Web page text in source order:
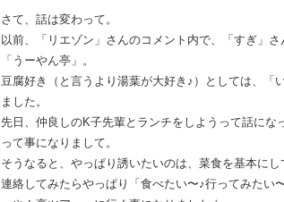
さて、話は変わって。
以前、「リエゾン」さんのコメント内で、「すぎ」
「うーやん亭」。
豆腐好き（と言うより湯葉が大好き♪）としては、「
ました。
先日、仲良しのK子先輩とランチをしようって話にな
って事になりまして。
そうなると、やっぱり誘いたいのは、菜食を基本にし
連絡してみたらやっぱり「食べたい〜♪行ってみたい